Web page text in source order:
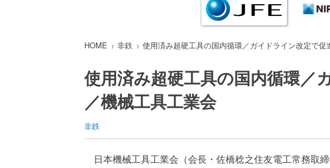
HOME 非鉄 使用済み超硬工具の国内循環／ガイドライン改定で促
使用済み超硬工具の国内循環／
／機械工具工業会
非鉄
日本機械工具工業会（会長・佐橋稔之住友電工常務取